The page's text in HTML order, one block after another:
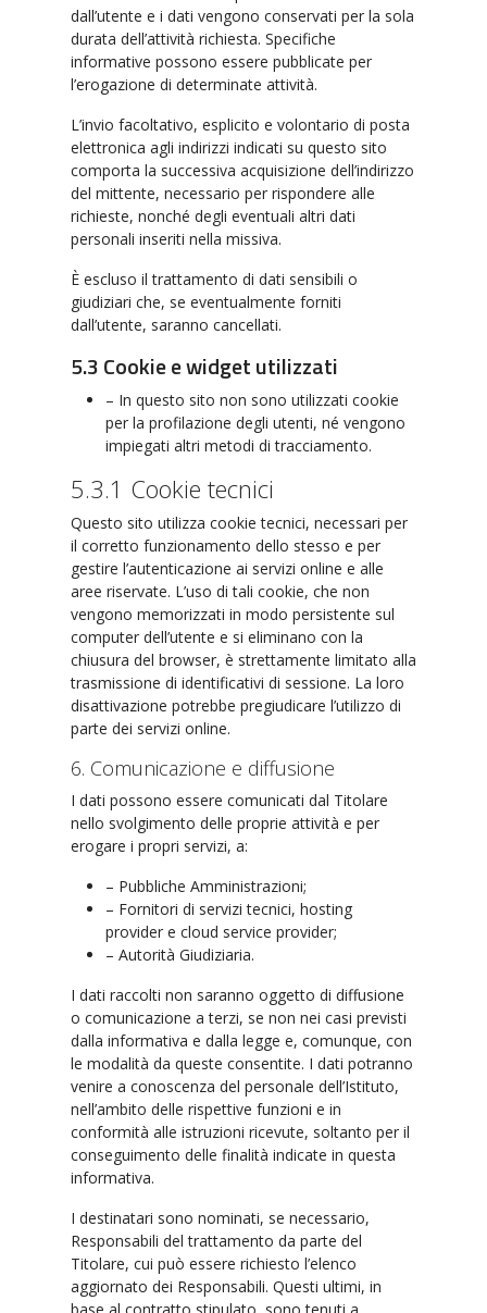
dall’utente e i dati vengono conservati per la sola
durata dell’attività richiesta. Specifiche
informative possono essere pubblicate per
l’erogazione di determinate attività.
L’invio facoltativo, esplicito e volontario di posta
elettronica agli indirizzi indicati su questo sito
comporta la successiva acquisizione dell’indirizzo
del mittente, necessario per rispondere alle
richieste, nonché degli eventuali altri dati
personali inseriti nella missiva.
È escluso il trattamento di dati sensibili o
giudiziari che, se eventualmente forniti
dall’utente, saranno cancellati.
5.3 Cookie e widget utilizzati
– In questo sito non sono utilizzati cookie
per la profilazione degli utenti, né vengono
impiegati altri metodi di tracciamento.
5.3.1 Cookie tecnici
Questo sito utilizza cookie tecnici, necessari per
il corretto funzionamento dello stesso e per
gestire l’autenticazione ai servizi online e alle
aree riservate. L’uso di tali cookie, che non
vengono memorizzati in modo persistente sul
computer dell’utente e si eliminano con la
chiusura del browser, è strettamente limitato alla
trasmissione di identificativi di sessione. La loro
disattivazione potrebbe pregiudicare l’utilizzo di
parte dei servizi online.
6. Comunicazione e diffusione
I dati possono essere comunicati dal Titolare
nello svolgimento delle proprie attività e per
erogare i propri servizi, a:
– Pubbliche Amministrazioni;
– Fornitori di servizi tecnici, hosting
provider e cloud service provider;
– Autorità Giudiziaria.
I dati raccolti non saranno oggetto di diffusione
o comunicazione a terzi, se non nei casi previsti
dalla informativa e dalla legge e, comunque, con
le modalità da queste consentite. I dati potranno
venire a conoscenza del personale dell’Istituto,
nell’ambito delle rispettive funzioni e in
conformità alle istruzioni ricevute, soltanto per il
conseguimento delle finalità indicate in questa
informativa.
I destinatari sono nominati, se necessario,
Responsabili del trattamento da parte del
Titolare, cui può essere richiesto l’elenco
aggiornato dei Responsabili. Questi ultimi, in